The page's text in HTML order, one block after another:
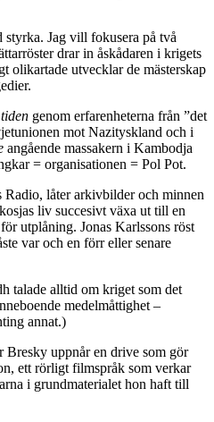
styrka. Jag vill fokusera på två
drar in åskådaren i krigets
olikartade utvecklar de mästerskap
genom erfarenheterna från ”det
mot Nazityskland och i
angående massakern i Kambodja
= organisationen = Pol Pot.
Radio, låter arkivbilder och minnen
liv succesivt växa ut till en
utplåning. Jonas Karlssons röst
var och en förr eller senare
talade alltid om kriget som det
medelmåttighet –
annat.)
Bresky uppnår en drive som gör
ett rörligt filmspråk som verkar
i grundmaterialet hon haft till